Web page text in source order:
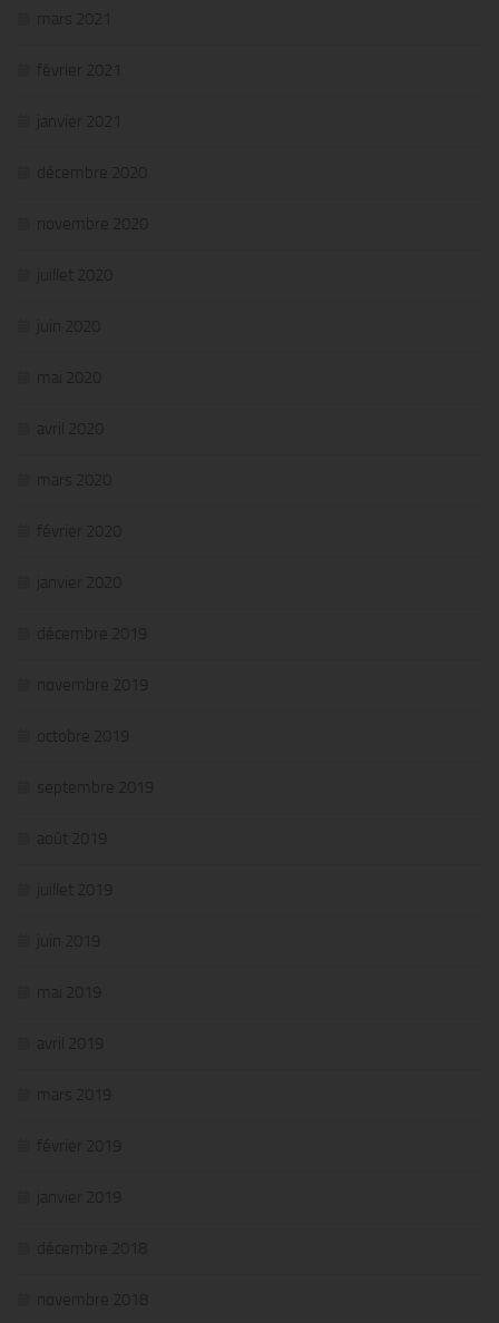
mars 2021
février 2021
janvier 2021
décembre 2020
novembre 2020
juillet 2020
juin 2020
mai 2020
avril 2020
mars 2020
février 2020
janvier 2020
décembre 2019
novembre 2019
octobre 2019
septembre 2019
août 2019
juillet 2019
juin 2019
mai 2019
avril 2019
mars 2019
février 2019
janvier 2019
décembre 2018
novembre 2018